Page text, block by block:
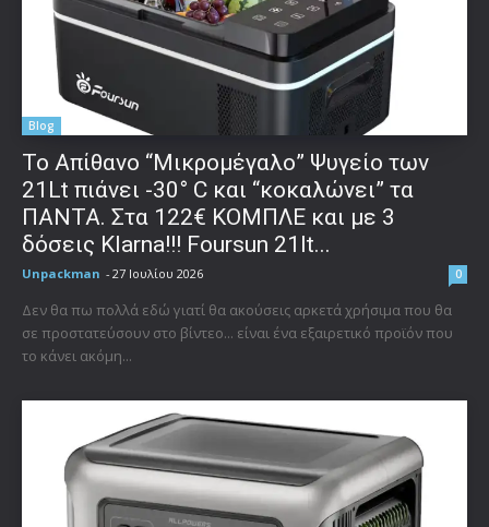
Blog
Το Απίθανο “Μικρομέγαλο” Ψυγείο των
21Lt πιάνει -30° C και “κοκαλώνει” τα
ΠΑΝΤΑ. Στα 122€ ΚΟΜΠΛΕ και με 3
δόσεις Klarna!!! Foursun 21lt...
Unpackman - 27 Ιουλίου 2026 0
Δεν θα πω πολλά εδώ γιατί θα ακούσεις αρκετά χρήσιμα που θα
σε προστατεύσουν στο βίντεο... είναι ένα εξαιρετικό προϊόν που
το κάνει ακόμη...